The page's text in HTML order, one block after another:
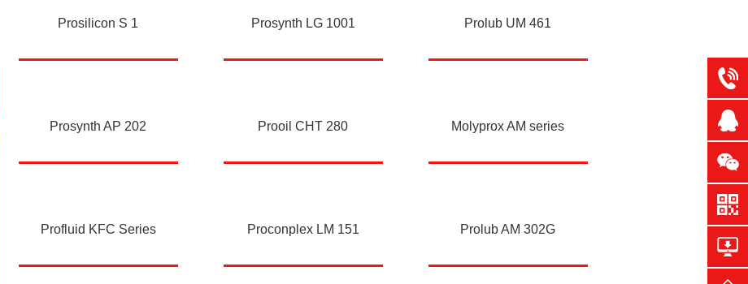
Prosilicon S 1 Prosynth LG 1001 Prolub UM 461
Prosynth AP 202 Prooil CHT 280 Molyprox AM series
Profluid KFC Series Proconplex LM 151 Prolub AM 302G